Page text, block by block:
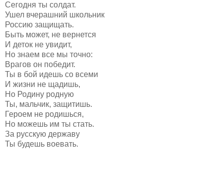
Сегодня ты солдат.
Ушел вчерашний школьник
Россию защищать.
Быть может, не вернется
И деток не увидит,
Но знаем все мы точно:
Врагов он победит.
Ты в бой идешь со всеми
И жизни не щадишь,
Но Родину родную
Ты, мальчик, защитишь.
Героем не родишься,
Но можешь им ты стать.
За русскую державу
Ты будешь воевать.